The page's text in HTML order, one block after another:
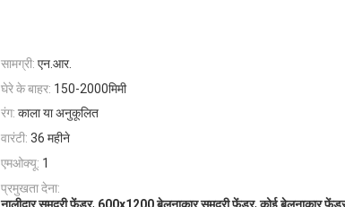
सामग्री: एन.आर.
घेरे के बाहर: 150-2000मिमी
रंग: काला या अनुकूलित
वारंटी: 36 महीने
एमओक्यू: 1
प्रमुखता देना:
, ,